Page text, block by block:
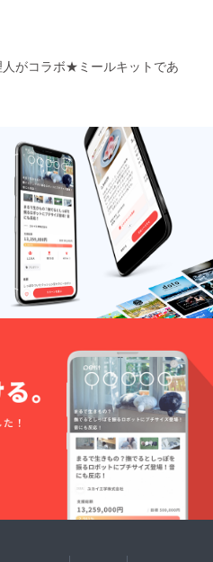
ん。 冷
蔵品で
がコラボ★ミールキットであ